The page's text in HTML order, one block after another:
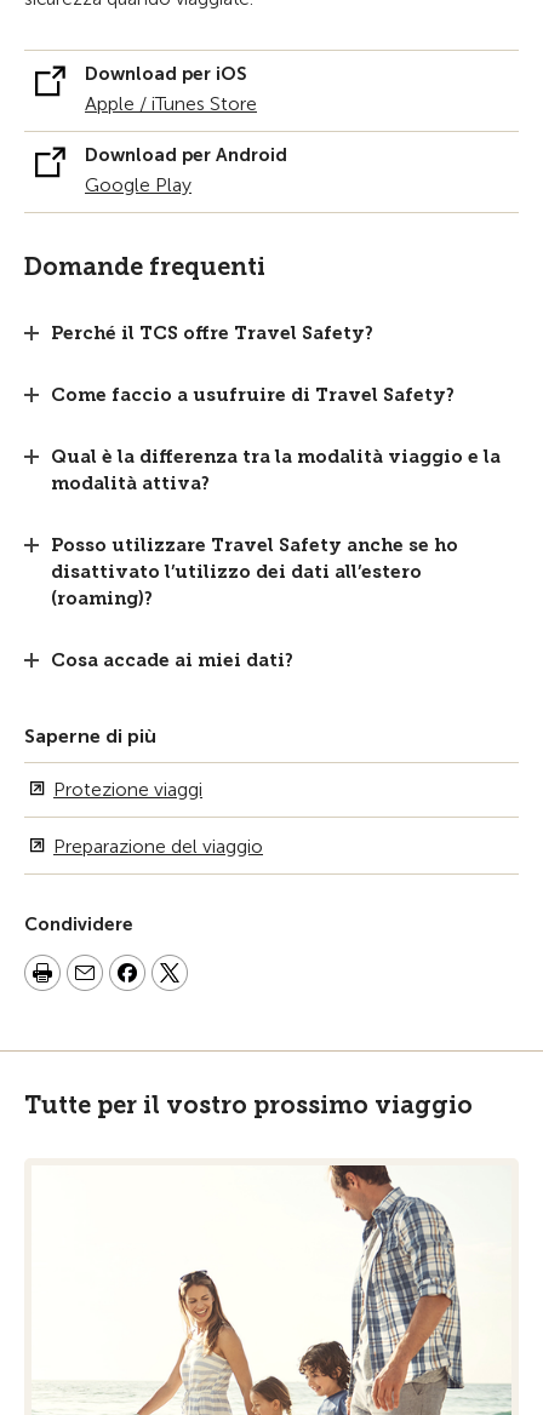
Download per iOS
Apple / iTunes Store
Download per Android
Google Play
Domande frequenti
Perché il TCS offre Travel Safety?
Come faccio a usufruire di Travel Safety?
Qual è la differenza tra la modalità viaggio e la
modalità attiva?
Posso utilizzare Travel Safety anche se ho
disattivato l’utilizzo dei dati all’estero
(roaming)?
Cosa accade ai miei dati?
Saperne di più
Protezione viaggi
Preparazione del viaggio
Condividere
Tutte per il vostro prossimo viaggio